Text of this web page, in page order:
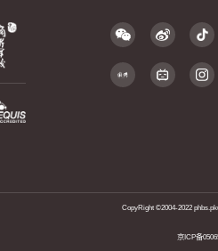
CopyRight ©2004-2022
京ICP备